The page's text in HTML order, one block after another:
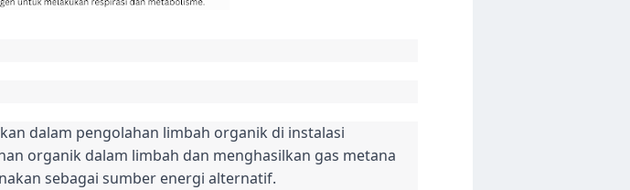
dalam pengolahan limbah organik di instalasi
organik dalam limbah dan menghasilkan gas metana
sebagai sumber energi alternatif.